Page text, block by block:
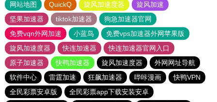
网站地图 QuickQ 旋风加速度器
旋风加速
坚果加速器
tiktok加速器
狗急加速器官网
免费vqn外网加速
小蓝鸟
免费vps加速器外网苹果版
旋风加速度器
快连加速器
快连加速器官网入口
原子加速器
快鸭加速器 旋风加速度器
外网网址导航
软件中心
雷霆加速 狂飙加速器 哔咔漫画
快鸭VPN
全民彩票安卓版
全民彩票app下载安装安卓